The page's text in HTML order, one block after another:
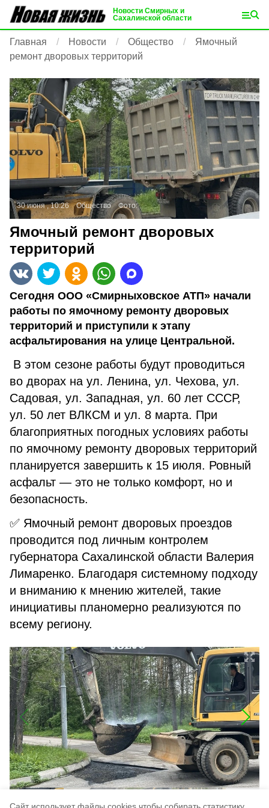
Новости Смирных и
Сахалинской области
Главная Новости Общество
Ямочный
ремонт дворовых территорий
30 июня , 10:26 Общество Фото:
Ямочный ремонт дворовых
территорий
Сегодня ООО «Смирныховское АТП» начали
работы по ямочному ремонту дворовых
территорий и приступили к этапу
асфальтирования на улице Центральной.
В этом сезоне работы будут проводиться
во дворах на ул. Ленина, ул. Чехова, ул.
Садовая, ул. Западная, ул. 60 лет СССР,
ул. 50 лет ВЛКСМ и ул. 8 марта. При
благоприятных погодных условиях работы
по ямочному ремонту дворовых территорий
планируется завершить к 15 июля. Ровный
асфальт — это не только комфорт, но и
безопасность.
✅ Ямочный ремонт дворовых проездов
проводится под личным контролем
губернатора Сахалинской области Валерия
Лимаренко. Благодаря системному подходу
и вниманию к мнению жителей, такие
инициативы планомерно реализуются по
всему региону.